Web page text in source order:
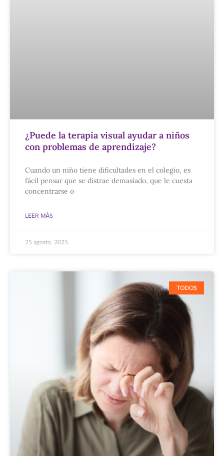
¿Puede la terapia visual ayudar a niños
con problemas de aprendizaje?
Cuando un niño tiene dificultades en el colegio, es
fácil pensar que se distrae demasiado, que le cuesta
concentrarse o
LEER MÁS
25 agosto, 2025
TODOS